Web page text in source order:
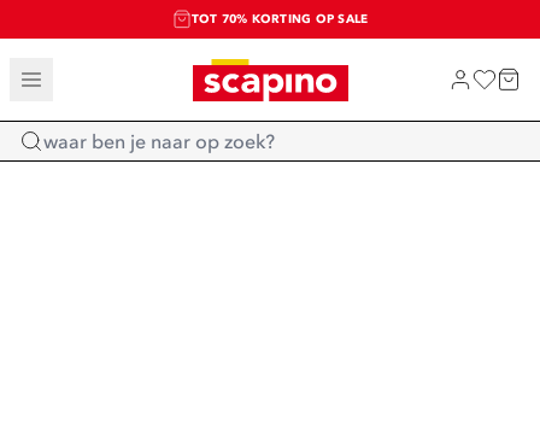
TOT 70% KORTING OP SALE
SALE: LAATSTE KANS!
SHOP NIEUW
Home